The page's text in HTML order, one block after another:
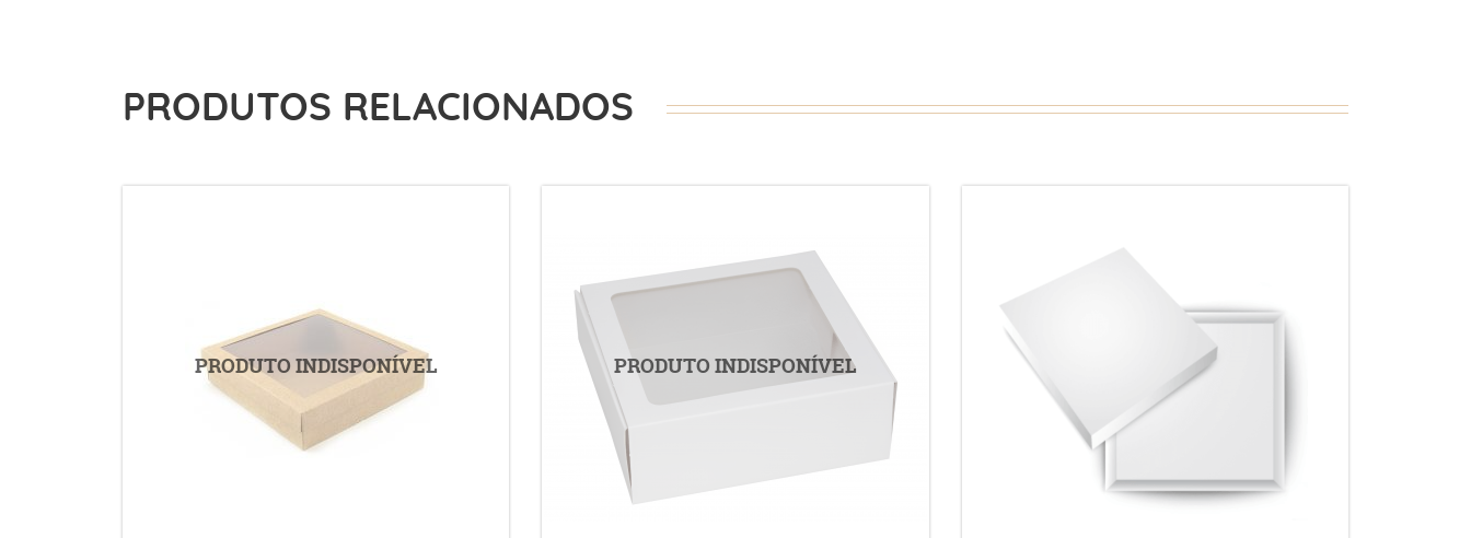
PRODUTOS RELACIONADOS